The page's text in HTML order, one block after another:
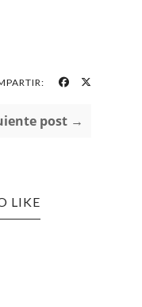
post →
LIKE